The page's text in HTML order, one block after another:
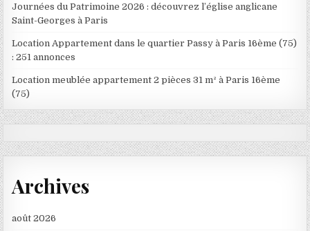
Journées du Patrimoine 2026 : découvrez l’église anglicane
Saint-Georges à Paris
Location Appartement dans le quartier Passy à Paris 16ème (75)
: 251 annonces
Location meublée appartement 2 pièces 31 m² à Paris 16ème
(75)
Archives
août 2026